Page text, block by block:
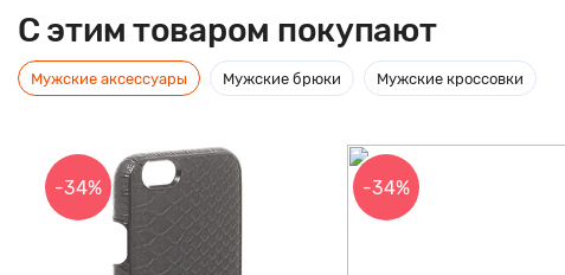
C этим товаром покупают
Мужские аксессуары Мужские брюки Мужские кроссовки
-34% -34%